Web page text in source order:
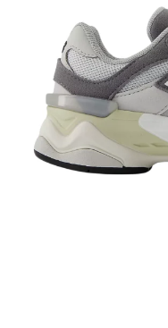
Pantofi sport femei
Slapi femei